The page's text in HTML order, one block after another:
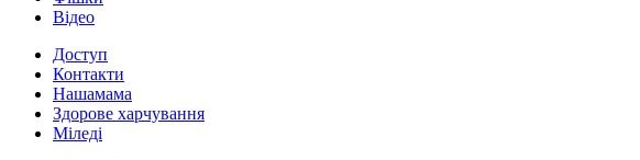
Відео
Доступ
Контакти
Нашамама
Здорове харчування
Міледі